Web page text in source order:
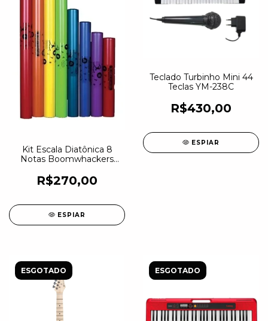
Kit Escala Diatônica 8
Notas Boomwhackers
R$270,00
ESPIAR
Teclado Turbinho Mini 44
Teclas YM-238C
R$430,00
ESPIAR
ESGOTADO ESGOTADO